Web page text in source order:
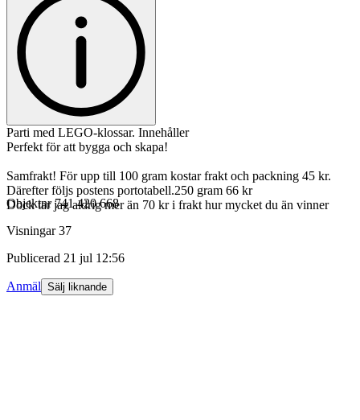
Parti med LEGO-klossar. Innehåller
Perfekt för att bygga och skapa!
Samfrakt! För upp till 100 gram kostar frakt och packning 45 kr.
Därefter följs postens portotabell.250 gram 66 kr
Dock tar jag aldrig mer än 70 kr i frakt hur mycket du än vinner
Objektnr 741 420 668
Visningar 37
Publicerad 21 jul 12:56
Anmäl Sälj liknande